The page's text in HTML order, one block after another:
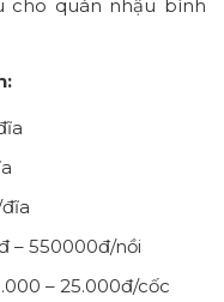
cho quán nhậu bình
– 550000đ/nồi
– 25.000đ/cốc